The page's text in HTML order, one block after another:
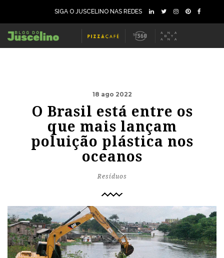
SIGA O JUSCELINO NAS REDES
18 ago 2022
O Brasil está entre os
que mais lançam
poluição plástica nos
oceanos
Resíduos